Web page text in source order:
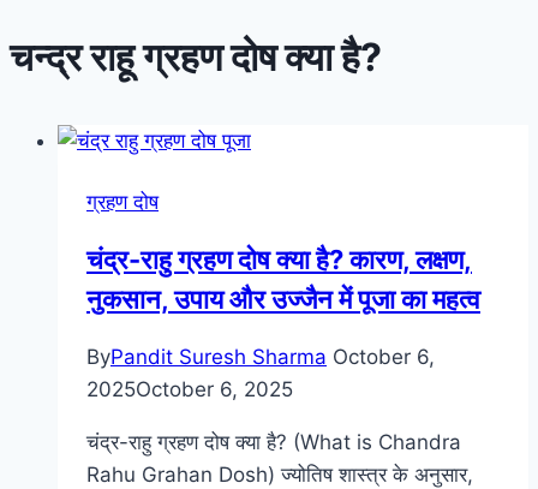
चन्द्र राहू ग्रहण दोष क्या है?
ग्रहण दोष
चंद्र-राहु ग्रहण दोष क्या है? कारण, लक्षण,
नुकसान, उपाय और उज्जैन में पूजा का महत्व
ByPandit Suresh Sharma October 6,
2025October 6, 2025
चंद्र-राहु ग्रहण दोष क्या है? (What is Chandra
Rahu Grahan Dosh) ज्योतिष शास्त्र के अनुसार,